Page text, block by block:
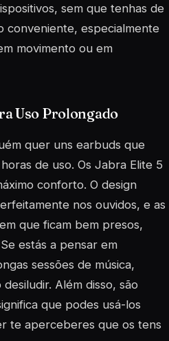
sem que tenhas de
conveniente, especialmente
movimento ou em
Uso Prolongado
quer uns earbuds que
de uso. Os Jabra Elite 5
conforto. O design
nos ouvidos, e as
que ficam bem presos,
estás a pensar em
sessões de música,
Além disso, são
que podes usá-los
te aperceberes que os tens